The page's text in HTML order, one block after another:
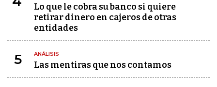
Lo que le cobra su banco si quiere
retirar dinero en cajeros de otras
entidades
5 ANÁLISIS
Las mentiras que nos contamos